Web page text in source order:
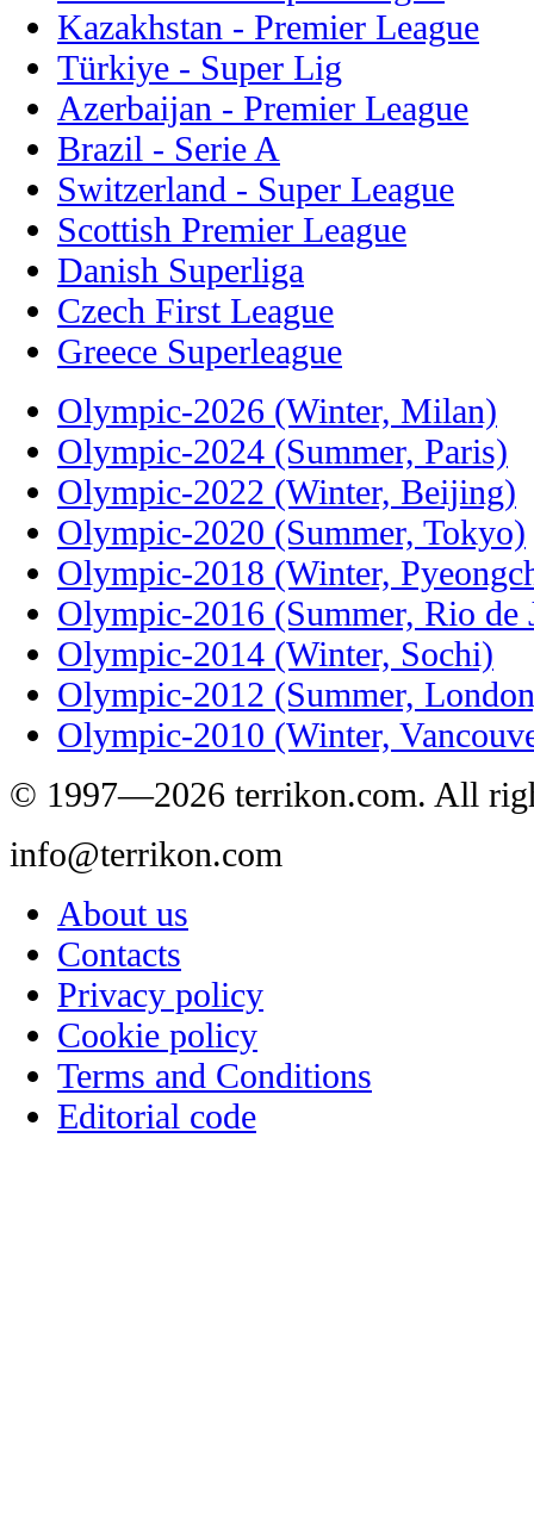
Kazakhstan - Premier League
Türkiye - Super Lig
Azerbaijan - Premier League
Brazil - Serie A
Switzerland - Super League
Scottish Premier League
Danish Superliga
Czech First League
Greece Superleague
Olympic-2026 (Winter, Milan)
Olympic-2024 (Summer, Paris)
Olympic-2022 (Winter, Beijing)
Olympic-2020 (Summer, Tokyo)
Olympic-2018 (Winter,
Olympic-2016 (Summer, Rio de
Olympic-2014 (Winter, Sochi)
Olympic-2012 (Summer,
Olympic-2010 (Winter,
© 1997—2026 terrikon.com. All
info@terrikon.com
About us
Contacts
Privacy policy
Cookie policy
Terms and Conditions
Editorial code